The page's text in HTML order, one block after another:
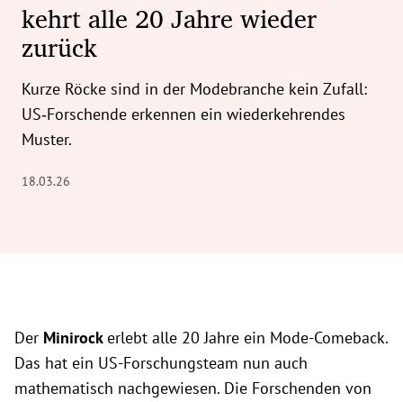
Untermenü
Untermenü
kehrt alle 20 Jahre wieder
zurück
Kurze Röcke sind in der Modebranche kein Zufall:
US‑Forschende erkennen ein wiederkehrendes
Muster.
18.03.26
Der Minirockerlebt alle 20 Jahre ein Mode-Comeback.
Das hat ein US-Forschungsteam nun auch
mathematisch nachgewiesen. Die Forschenden von